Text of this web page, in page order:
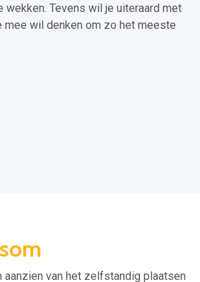
Tevens wil je uiteraard met
wil denken om zo het meeste
van het zelfstandig plaatsen